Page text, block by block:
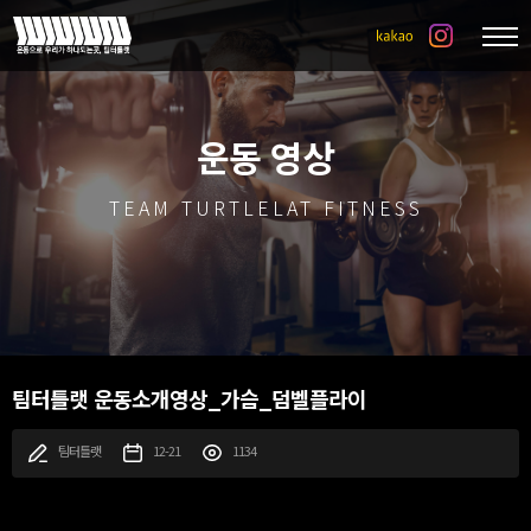
운동 영상
TEAM TURTLELAT FITNESS
팀터틀랫 운동소개영상_가슴_덤벨플라이
팀터틀랫 12-21 1134